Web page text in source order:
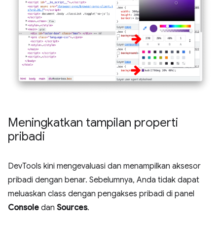
Meningkatkan tampilan properti
pribadi
DevTools kini mengevaluasi dan menampilkan aksesor
pribadi dengan benar. Sebelumnya, Anda tidak dapat
meluaskan class dengan pengakses pribadi di panel
Console dan Sources.